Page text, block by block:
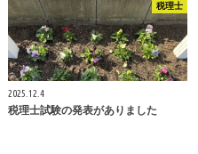
税理士
2025.12.4
税理士試験の発表がありました